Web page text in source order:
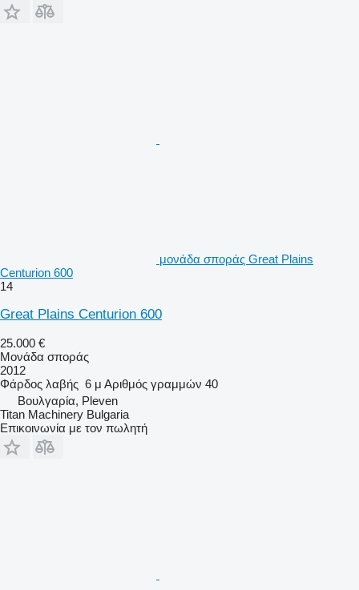
μονάδα σποράς Great Plains
Centurion 600
14
Great Plains Centurion 600
25.000 €
Μονάδα σποράς
2012
Φάρδος λαβής 6 μ Αριθμός γραμμών 40
Βουλγαρία, Pleven
Titan Machinery Bulgaria
Επικοινωνία με τον πωλητή